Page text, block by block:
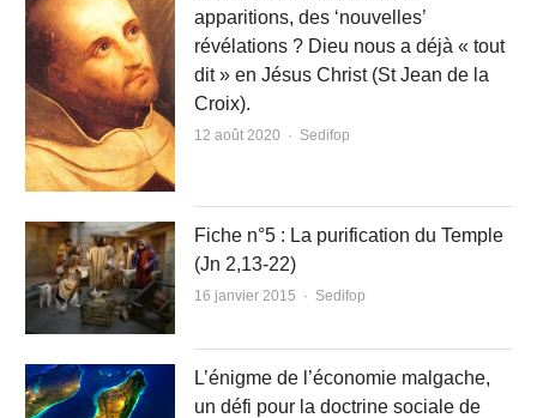
apparitions, des ‘nouvelles’
révélations ? Dieu nous a déjà « tout
dit » en Jésus Christ (St Jean de la
Croix).
12 août 2020 Author
Sedifop
Fiche n°5 : La purification du Temple
(Jn 2,13-22)
16 janvier 2015 Author
Sedifop
L’énigme de l’économie malgache,
un défi pour la doctrine sociale de